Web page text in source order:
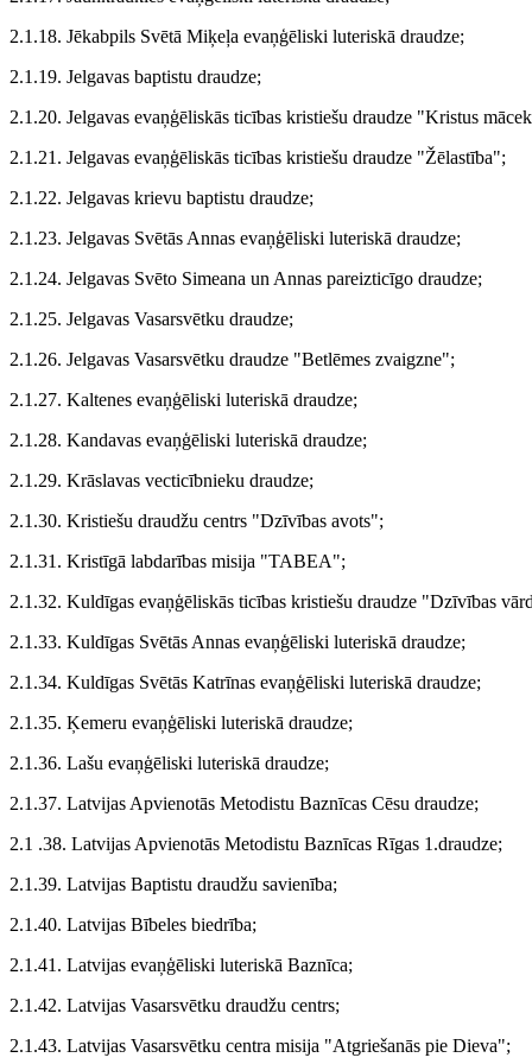
2.1.18. Jēkabpils Svētā Miķeļa evaņģēliski luteriskā draudze;
2.1.19. Jelgavas baptistu draudze;
2.1.20. Jelgavas evaņģēliskās ticības kristiešu draudze "Kristus
2.1.21. Jelgavas evaņģēliskās ticības kristiešu draudze "Žēlastība";
2.1.22. Jelgavas krievu baptistu draudze;
2.1.23. Jelgavas Svētās Annas evaņģēliski luteriskā draudze;
2.1.24. Jelgavas Svēto Simeana un Annas pareizticīgo draudze;
2.1.25. Jelgavas Vasarsvētku draudze;
2.1.26. Jelgavas Vasarsvētku draudze "Betlēmes zvaigzne";
2.1.27. Kaltenes evaņģēliski luteriskā draudze;
2.1.28. Kandavas evaņģēliski luteriskā draudze;
2.1.29. Krāslavas vecticībnieku draudze;
2.1.30. Kristiešu draudžu centrs "Dzīvības avots";
2.1.31. Kristīgā labdarības misija "TABEA";
2.1.32. Kuldīgas evaņģēliskās ticības kristiešu draudze "Dzīvības
2.1.33. Kuldīgas Svētās Annas evaņģēliski luteriskā draudze;
2.1.34. Kuldīgas Svētās Katrīnas evaņģēliski luteriskā draudze;
2.1.35. Ķemeru evaņģēliski luteriskā draudze;
2.1.36. Lašu evaņģēliski luteriskā draudze;
2.1.37. Latvijas Apvienotās Metodistu Baznīcas Cēsu draudze;
2.1 .38. Latvijas Apvienotās Metodistu Baznīcas Rīgas 1.draudze;
2.1.39. Latvijas Baptistu draudžu savienība;
2.1.40. Latvijas Bībeles biedrība;
2.1.41. Latvijas evaņģēliski luteriskā Baznīca;
2.1.42. Latvijas Vasarsvētku draudžu centrs;
2.1.43. Latvijas Vasarsvētku centra misija "Atgriešanās pie Dieva";